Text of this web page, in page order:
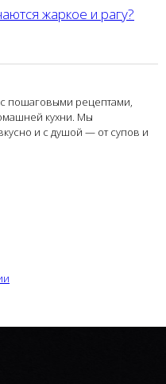
жаркое и рагу?
пошаговыми рецептами,
кухни. Мы
и с душой — от супов и